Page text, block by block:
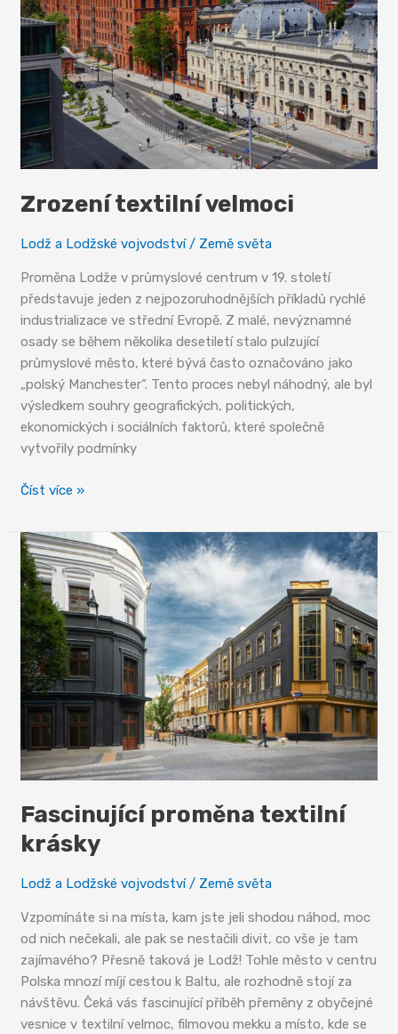
Zrození textilní velmoci
Lodž a Lodžské vojvodství/ Země světa
Proměna Lodže v průmyslové centrum v 19. století
představuje jeden z nejpozoruhodnějších příkladů rychlé
industrializace ve střední Evropě. Z malé, nevýznamné
osady se během několika desetiletí stalo pulzující
průmyslové město, které bývá často označováno jako
„polský Manchester“. Tento proces nebyl náhodný, ale byl
výsledkem souhry geografických, politických,
ekonomických i sociálních faktorů, které společně
vytvořily podmínky
Zrození
velmoci
Číst více »
Fascinující proměna textilní
krásky
Lodž a Lodžské vojvodství/ Země světa
Vzpomínáte si na místa, kam jste jeli shodou náhod, moc
od nich nečekali, ale pak se nestačili divit, co vše je tam
zajímavého? Přesně taková je Lodž! Tohle město v centru
Polska mnozí míjí cestou k Baltu, ale rozhodně stojí za
návštěvu. Čeká vás fascinující příběh přeměny z obyčejné
vesnice v textilní velmoc, filmovou mekku a místo, kde se